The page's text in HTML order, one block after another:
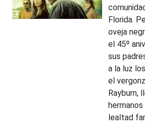
Florida.
oveja
el 45º
sus
a la luz
el
Rayburn,
lealtad